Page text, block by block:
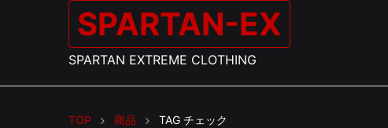
SPARTAN-EX
SPARTAN EXTREME CLOTHING
TOP 商品 TAG チェック